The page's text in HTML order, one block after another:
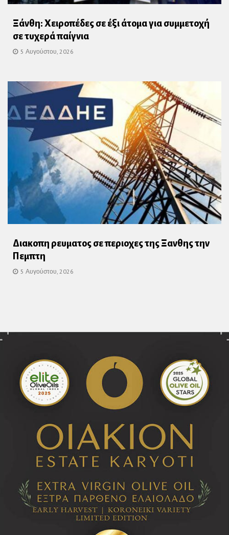
Ξάνθη: Χειροπέδες σε έξι άτομα για συμμετοχή
σε τυχερά παίγνια
5 Αυγούστου, 2026
Διακοπη ρευματος σε περιοχες της Ξανθης την
Πεμπτη
5 Αυγούστου, 2026